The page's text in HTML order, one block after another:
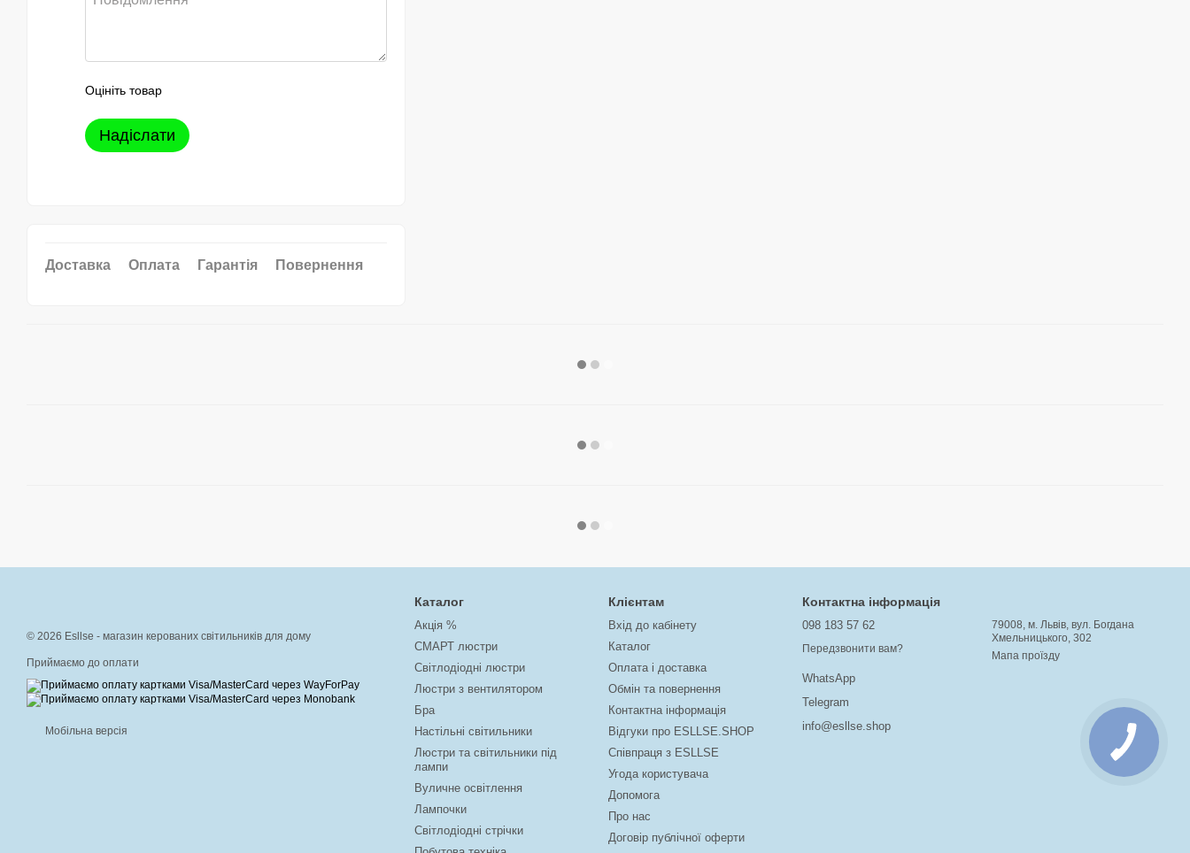
Оцініть товар
Надіслати
Доставка Оплата Гарантія Повернення
© 2026 Esllse - магазин керованих світильників для дому
Приймаємо до оплати
Мобільна версія
Каталог
Акція %
СМАРТ люстри
Світлодіодні люстри
Люстри з вентилятором
Бра
Настільні світильники
Люстри та світильники під
лампи
Вуличне освітлення
Лампочки
Світлодіодні стрічки
Клієнтам
Вхід до кабінету
Каталог
Оплата і доставка
Обмін та повернення
Контактна інформація
Відгуки про ESLLSE.SHOP
Співпраця з ESLLSE
Угода користувача
Допомога
Про нас
Договір публічної оферти
Контактна інформація
098 183 57 62
Передзвонити вам?
WhatsApp
Telegram
info@esllse.shop
79008, м. Львів, вул. Богдана
Хмельницького, 302
Мапа проїзду